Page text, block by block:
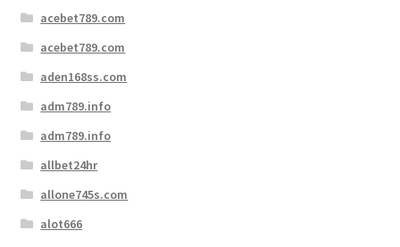
acebet789.com
acebet789.com
aden168ss.com
adm789.info
adm789.info
allbet24hr
allone745s.com
alot666